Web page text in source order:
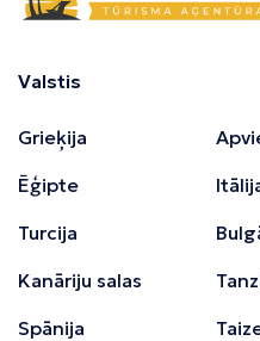
Valstis
Grieķija
Ēģipte
Turcija
Kanāriju salas
Spānija